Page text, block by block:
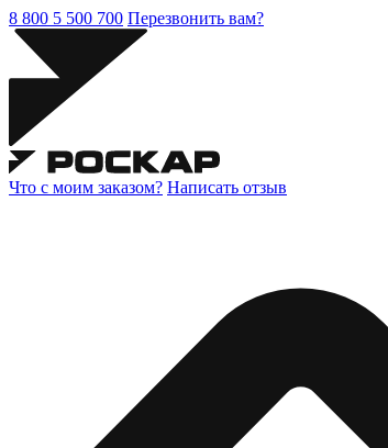
8 800 5 500 700 Перезвонить вам?
Что с моим заказом? Написать отзыв